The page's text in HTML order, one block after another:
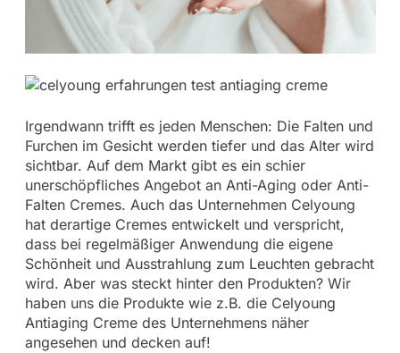
Irgendwann trifft es jeden Menschen: Die Falten und
Furchen im Gesicht werden tiefer und das Alter wird
sichtbar. Auf dem Markt gibt es ein schier
unerschöpfliches Angebot an Anti-Aging oder Anti-
Falten Cremes. Auch das Unternehmen Celyoung
hat derartige Cremes entwickelt und verspricht,
dass bei regelmäßiger Anwendung die eigene
Schönheit und Ausstrahlung zum Leuchten gebracht
wird. Aber was steckt hinter den Produkten? Wir
haben uns die Produkte wie z.B. die Celyoung
Antiaging Creme des Unternehmens näher
angesehen und decken auf!